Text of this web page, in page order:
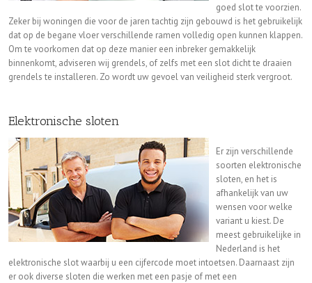
goed slot te voorzien.
Zeker bij woningen die voor de jaren tachtig zijn gebouwd is het gebruikelijk
dat op de begane vloer verschillende ramen volledig open kunnen klappen.
Om te voorkomen dat op deze manier een inbreker gemakkelijk
binnenkomt, adviseren wij grendels, of zelfs met een slot dicht te draaien
grendels te installeren. Zo wordt uw gevoel van veiligheid sterk vergroot.
Elektronische sloten
Er zijn verschillende
soorten elektronische
sloten, en het is
afhankelijk van uw
wensen voor welke
variant u kiest. De
meest gebruikelijke in
Nederland is het
elektronische slot waarbij u een cijfercode moet intoetsen. Daarnaast zijn
er ook diverse sloten die werken met een pasje of met een